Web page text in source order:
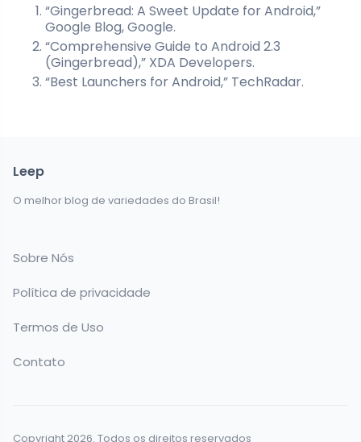
“Gingerbread: A Sweet Update for Android,”
Google Blog, Google.
“Comprehensive Guide to Android 2.3
(Gingerbread),” XDA Developers.
“Best Launchers for Android,” TechRadar.
Leep
O melhor blog de variedades do Brasil!
Sobre Nós
Política de privacidade
Termos de Uso
Contato
Copyright 2026. Todos os direitos reservados